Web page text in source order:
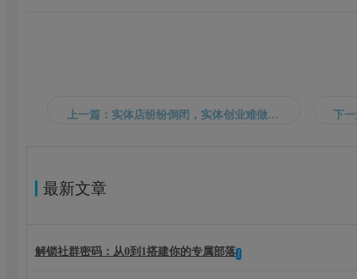
上一篇：实体店纷纷倒闭，实体创业难做的原因是什么？
最新文章
1
解锁社群密码：从0到1搭建你的专属部落